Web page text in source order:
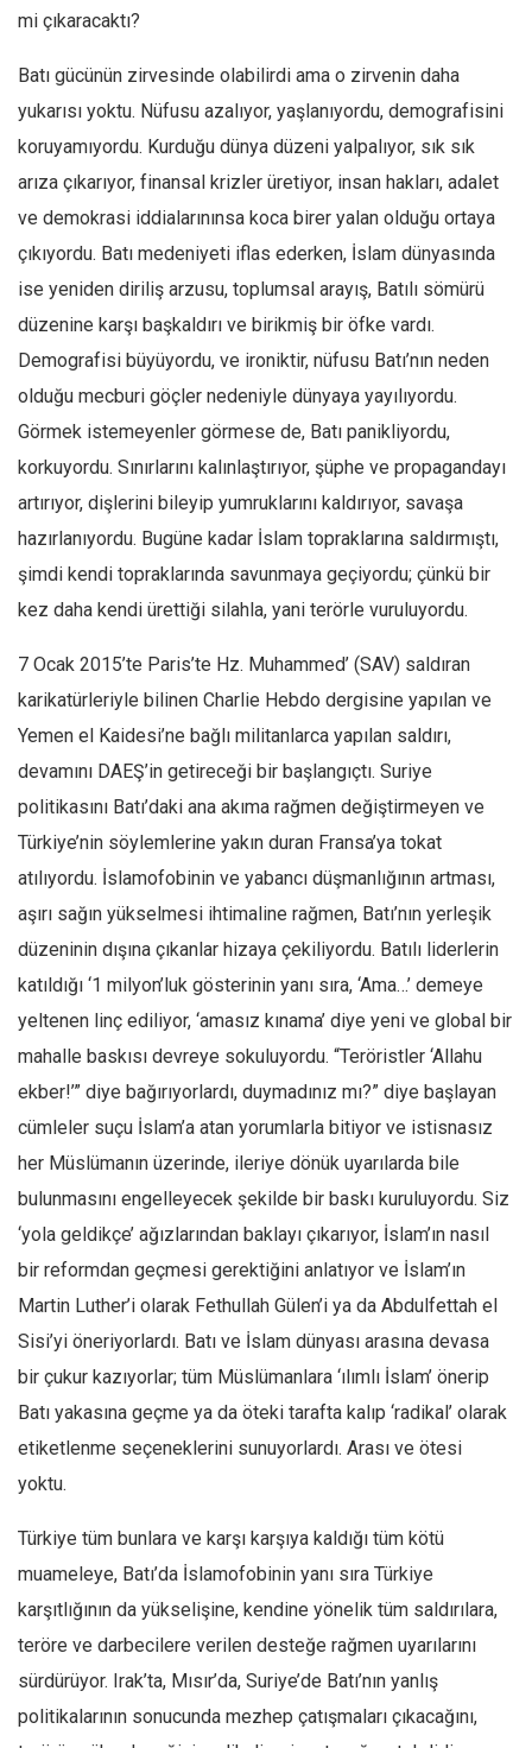
mi çıkaracaktı?
Batı gücünün zirvesinde olabilirdi ama o zirvenin daha
yukarısı yoktu. Nüfusu azalıyor, yaşlanıyordu, demografisini
koruyamıyordu. Kurduğu dünya düzeni yalpalıyor, sık sık
arıza çıkarıyor, finansal krizler üretiyor, insan hakları, adalet
ve demokrasi iddialarınınsa koca birer yalan olduğu ortaya
çıkıyordu. Batı medeniyeti iflas ederken, İslam dünyasında
ise yeniden diriliş arzusu, toplumsal arayış, Batılı sömürü
düzenine karşı başkaldırı ve birikmiş bir öfke vardı.
Demografisi büyüyordu, ve ironiktir, nüfusu Batı’nın neden
olduğu mecburi göçler nedeniyle dünyaya yayılıyordu.
Görmek istemeyenler görmese de, Batı panikliyordu,
korkuyordu. Sınırlarını kalınlaştırıyor, şüphe ve propagandayı
artırıyor, dişlerini bileyip yumruklarını kaldırıyor, savaşa
hazırlanıyordu. Bugüne kadar İslam topraklarına saldırmıştı,
şimdi kendi topraklarında savunmaya geçiyordu; çünkü bir
kez daha kendi ürettiği silahla, yani terörle vuruluyordu.
7 Ocak 2015’te Paris’te Hz. Muhammed’ (SAV) saldıran
karikatürleriyle bilinen Charlie Hebdo dergisine yapılan ve
Yemen el Kaidesi’ne bağlı militanlarca yapılan saldırı,
devamını DAEŞ’in getireceği bir başlangıçtı. Suriye
politikasını Batı’daki ana akıma rağmen değiştirmeyen ve
Türkiye’nin söylemlerine yakın duran Fransa’ya tokat
atılıyordu. İslamofobinin ve yabancı düşmanlığının artması,
aşırı sağın yükselmesi ihtimaline rağmen, Batı’nın yerleşik
düzeninin dışına çıkanlar hizaya çekiliyordu. Batılı liderlerin
katıldığı ‘1 milyon’luk gösterinin yanı sıra, ‘Ama…’ demeye
yeltenen linç ediliyor, ‘amasız kınama’ diye yeni ve global bir
mahalle baskısı devreye sokuluyordu. “Teröristler ‘Allahu
ekber!’” diye bağırıyorlardı, duymadınız mı?” diye başlayan
cümleler suçu İslam’a atan yorumlarla bitiyor ve istisnasız
her Müslümanın üzerinde, ileriye dönük uyarılarda bile
bulunmasını engelleyecek şekilde bir baskı kuruluyordu. Siz
‘yola geldikçe’ ağızlarından baklayı çıkarıyor, İslam’ın nasıl
bir reformdan geçmesi gerektiğini anlatıyor ve İslam’ın
Martin Luther’i olarak Fethullah Gülen’i ya da Abdulfettah el
Sisi’yi öneriyorlardı. Batı ve İslam dünyası arasına devasa
bir çukur kazıyorlar; tüm Müslümanlara ‘ılımlı İslam’ önerip
Batı yakasına geçme ya da öteki tarafta kalıp ‘radikal’ olarak
etiketlenme seçeneklerini sunuyorlardı. Arası ve ötesi
yoktu.
Türkiye tüm bunlara ve karşı karşıya kaldığı tüm kötü
muameleye, Batı’da İslamofobinin yanı sıra Türkiye
karşıtlığının da yükselişine, kendine yönelik tüm saldırılara,
teröre ve darbecilere verilen desteğe rağmen uyarılarını
sürdürüyor. Irak’ta, Mısır’da, Suriye’de Batı’nın yanlış
politikalarının sonucunda mezhep çatışmaları çıkacağını,